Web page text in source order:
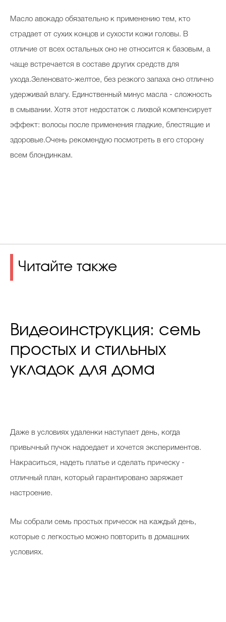
Масло авокадо обязательно к применению тем, кто
страдает от сухих концов и сухости кожи головы. В
отличие от всех остальных оно не относится к базовым, а
чаще встречается в составе других средств для
ухода.Зеленовато-желтое, без резкого запаха оно отлично
удерживай влагу. Единственный минус масла - сложность
в смывании. Хотя этот недостаток с лихвой компенсирует
эффект: волосы после применения гладкие, блестящие и
здоровые.Очень рекомендую посмотреть в его сторону
всем блондинкам.
Читайте также
Видеоинструкция: семь
простых и стильных
укладок для дома
Даже в условиях удаленки наступает день, когда
привычный пучок надоедает и хочется экспериментов.
Накраситься, надеть платье и сделать прическу -
отличный план, который гарантировано заряжает
настроение.
Мы собрали семь простых причесок на каждый день,
которые с легкостью можно повторить в домашних
условиях.